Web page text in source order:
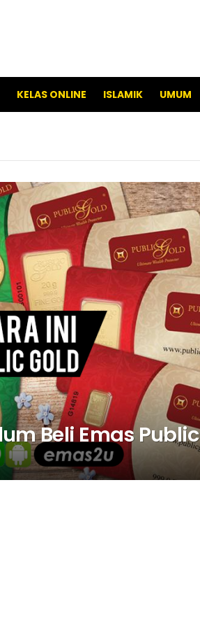
KELAS ONLINE ISLAMIK UMUM
Beli Emas Public